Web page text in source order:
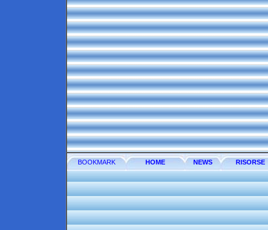
BOOKMARK HOME NEWS RISORSE